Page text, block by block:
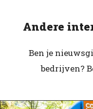
Andere
Ben je
bedrijven?